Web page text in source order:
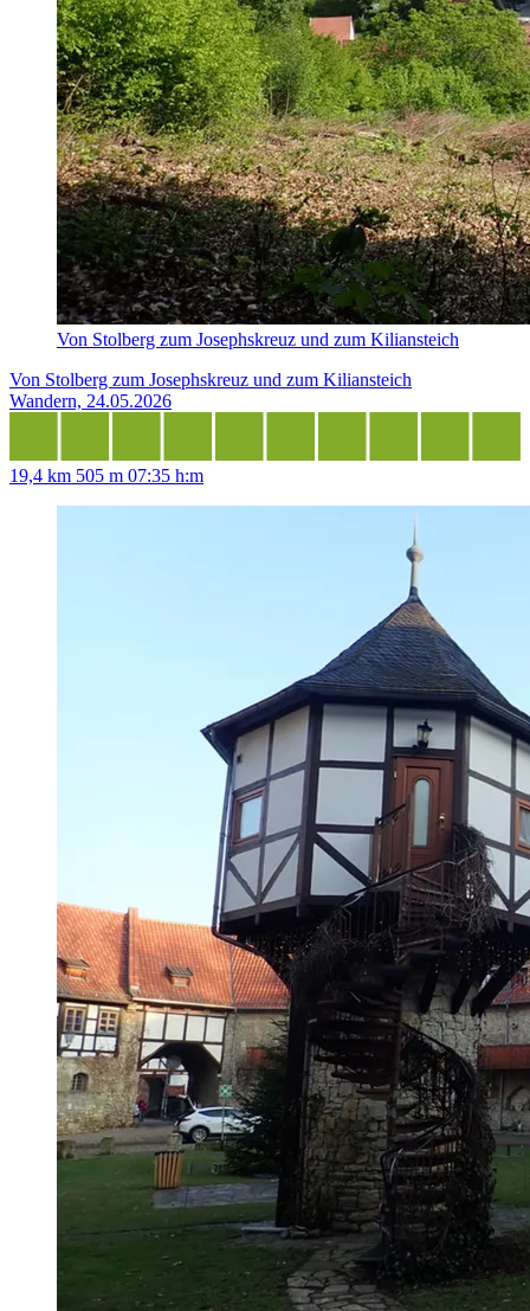
Von Stolberg zum Josephskreuz und zum Kiliansteich
Von Stolberg zum Josephskreuz und zum Kiliansteich
Wandern, 24.05.2026
19,4 km 505 m 07:35 h:m